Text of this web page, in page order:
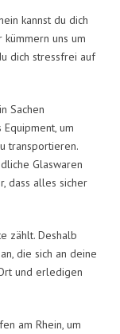
kannst du dich
uns um
dich stressfrei auf
Sachen
um
transportieren.
Glaswaren
dass alles sicher
zählt. Deshalb
die sich an deine
und erledigen
am Rhein, um